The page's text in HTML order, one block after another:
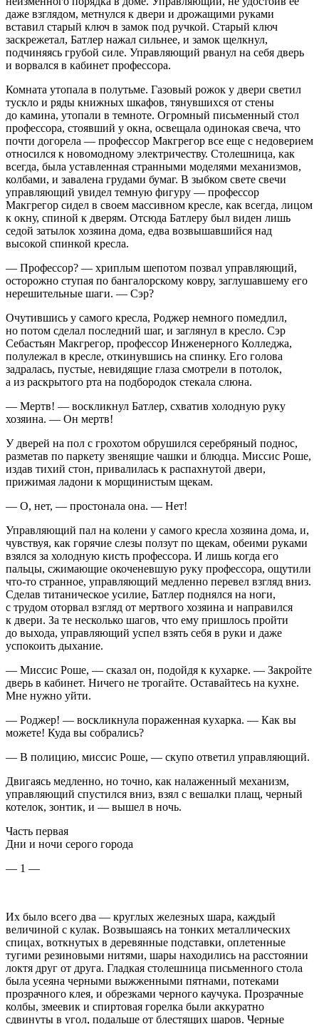
даже взглядом, метнулся к двери и дрожащими руками
вставил старый ключ в замок под ручкой. Старый ключ
заскрежетал, Батлер нажал сильнее, и замок щелкнул,
подчиняясь грубой силе. Управляющий рванул на себя дверь
и ворвался в кабинет профессора.
Комната утопала в полутьме. Газовый рожок у двери светил
тускло и ряды книжных шкафов, тянувшихся от стены
до камина, утопали в темноте. Огромный письменный стол
профессора, стоявший у окна, освещала одинокая свеча, что
почти догорела — профессор Макгрегор все еще с недоверием
относился к новомодному электричеству. Столешница, как
всегда, была уставленная странными моделями механизмов,
колбами, и завалена грудами бумаг. В зыбком свете свечи
управляющий увидел темную фигуру — профессор
Макгрегор сидел в своем массивном кресле, как всегда, лицом
к окну, спиной к дверям. Отсюда Батлеру был виден лишь
седой затылок хозяина дома, едва возвышавшийся над
высокой спинкой кресла.
— Профессор? — хриплым шепотом позвал управляющий,
осторожно ступая по бангалорскому ковру, заглушавшему его
нерешительные шаги. — Сэр?
Очутившись у самого кресла, Роджер немного помедлил,
но потом сделал последний шаг, и заглянул в кресло. Сэр
Себастьян Макгрегор, профессор Инженерного Колледжа,
полулежал в кресле, откинувшись на спинку. Его голова
задралась, пустые, невидящие глаза смотрели в потолок,
а из раскрытого рта на подбородок стекала слюна.
— Мертв! — воскликнул Батлер, схватив холодную руку
хозяина. — Он мертв!
У дверей на пол с грохотом обрушился серебряный поднос,
разметав по паркету звенящие чашки и блюдца. Миссис Роше,
издав тихий стон, привалилась к распахнутой двери,
прижимая ладони к морщинистым щекам.
— О, нет, — простонала она. — Нет!
Управляющий пал на колени у самого кресла хозяина дома, и,
чувствуя, как горячие слезы ползут по щекам, обеими руками
взялся за холодную кисть профессора. И лишь когда его
пальцы, сжимающие окоченевшую руку профессора, ощутили
что-то странное, управляющий медленно перевел взгляд вниз.
Сделав титаническое усилие, Батлер поднялся на ноги,
с трудом оторвал взгляд от мертвого хозяина и направился
к двери. За те несколько шагов, что ему пришлось пройти
до выхода, управляющий успел взять себя в руки и даже
успокоить дыхание.
— Миссис Роше, — сказал он, подойдя к кухарке. — Закройте
дверь в кабинет. Ничего не трогайте. Оставайтесь на кухне.
Мне нужно уйти.
— Роджер! — воскликнула пораженная кухарка. — Как вы
можете! Куда вы собрались?
— В полицию, миссис Роше, — скупо ответил управляющий.
Двигаясь медленно, но точно, как налаженный механизм,
управляющий спустился вниз, взял с вешалки плащ, черный
котелок, зонтик, и — вышел в ночь.
Часть первая
Дни и ночи серого города
— 1 —
Их было всего два — круглых железных шара, каждый
величиной с кулак. Возвышаясь на тонких металлических
спицах, воткнутых в деревянные подставки, оплетенные
тугими резиновыми нитями, шары находились на расстоянии
локтя друг от друга. Гладкая столешница письменного стола
была усеяна черными выжженными пятнами, потеками
прозрачного клея, и обрезками черного каучука. Прозрачные
колбы, змеевик и спиртовая горелка были аккуратно
сдвинуты в угол, подальше от блестящих шаров. Черные